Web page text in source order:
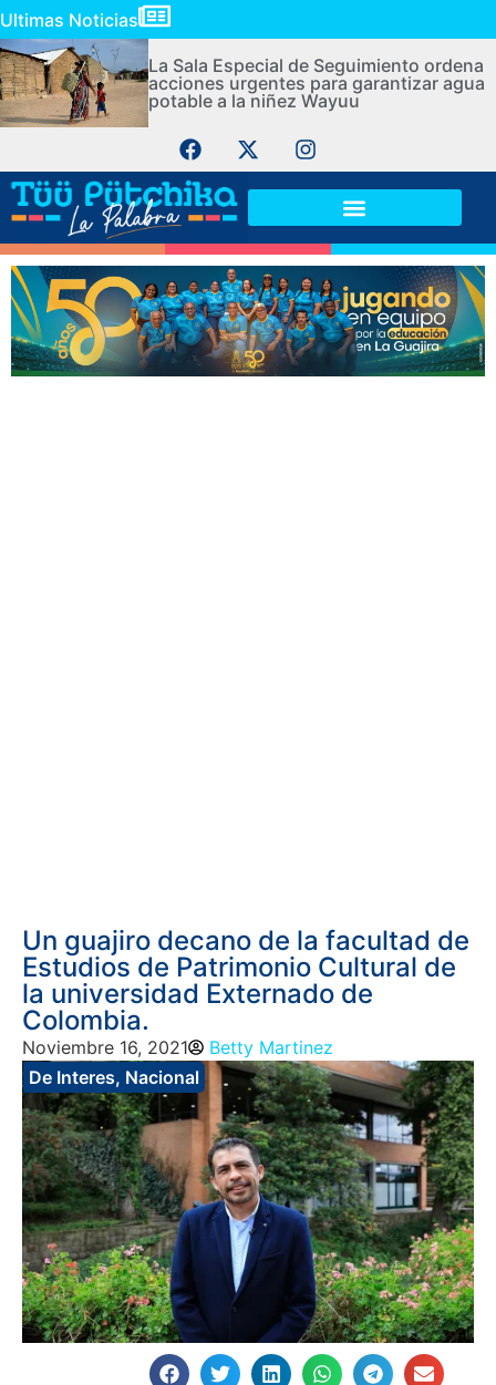
Ultimas Noticias
La Sala Especial de Seguimiento ordena
acciones urgentes para garantizar agua
potable a la niñez Wayuu
Un guajiro decano de la facultad de
Estudios de Patrimonio Cultural de
la universidad Externado de
Colombia.
Noviembre 16, 2021
Betty Martinez
De Interes, Nacional